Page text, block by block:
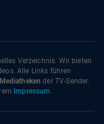
Verzeichnis. Wir bieten
Alle Links führen
der TV-Sender.
Impressum.